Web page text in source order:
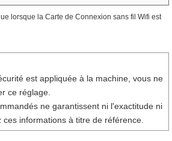
lorsque la Carte de Connexion sans fil Wifi est
est appliquée à la machine, vous ne
ce réglage.
ne garantissent ni l'exactitude ni
ces informations à titre de référence.